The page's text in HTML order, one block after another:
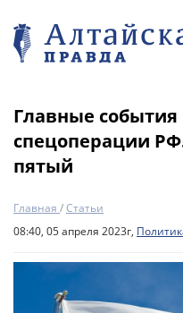
Главные события
спецоперации
пятый
Главная /Статьи
08:40, 05 апреля 2023г,